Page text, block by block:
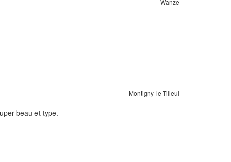
Wanze
Montigny-le-Tilleul
beau et type.